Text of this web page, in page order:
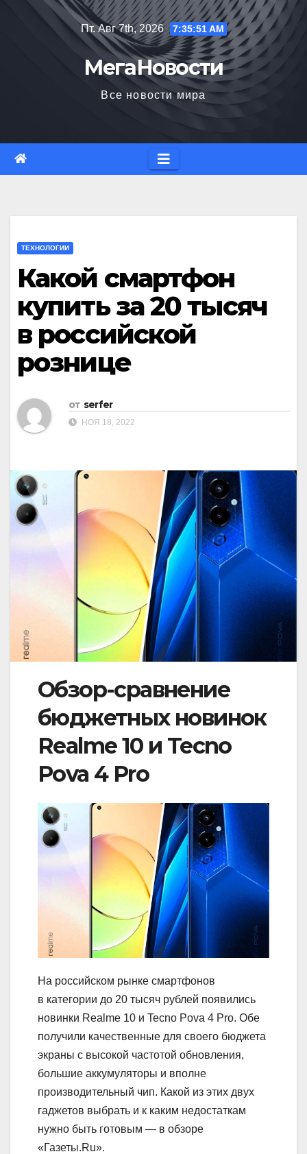
Пт. Авг 7th, 2026 7:35:52 AM
МегаНовости
Все новости мира
ТЕХНОЛОГИИ
Какой смартфон
купить за 20 тысяч
в российской
рознице
от serfer
НОЯ 18, 2022
Обзор-сравнение
бюджетных новинок
Realme 10 и Tecno
Pova 4 Pro
На российском рынке смартфонов
в категории до 20 тысяч рублей появились
новинки Realme 10 и Tecno Pova 4 Pro. Обе
получили качественные для своего бюджета
экраны с высокой частотой обновления,
большие аккумуляторы и вполне
производительный чип. Какой из этих двух
гаджетов выбрать и к каким недостаткам
нужно быть готовым — в обзоре
«Газеты.Ru».